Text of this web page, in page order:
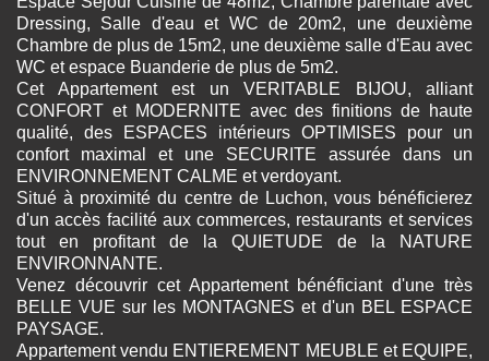
Dressing, Salle d'eau et WC de 20m2, une deuxième
Chambre de plus de 15m2, une deuxième salle d'Eau avec
WC et espace Buanderie de plus de 5m2.
Cet Appartement est un VERITABLE BIJOU, alliant
CONFORT et MODERNITE avec des finitions de haute
qualité, des ESPACES intérieurs OPTIMISES pour un
confort maximal et une SECURITE assurée dans un
ENVIRONNEMENT CALME et verdoyant.
Situé à proximité du centre de Luchon, vous bénéficierez
d'un accès facilité aux commerces, restaurants et services
tout en profitant de la QUIETUDE de la NATURE
ENVIRONNANTE.
Venez découvrir cet Appartement bénéficiant d'une très
BELLE VUE sur les MONTAGNES et d'un BEL ESPACE
PAYSAGE.
Appartement vendu ENTIEREMENT MEUBLE et EQUIPE,